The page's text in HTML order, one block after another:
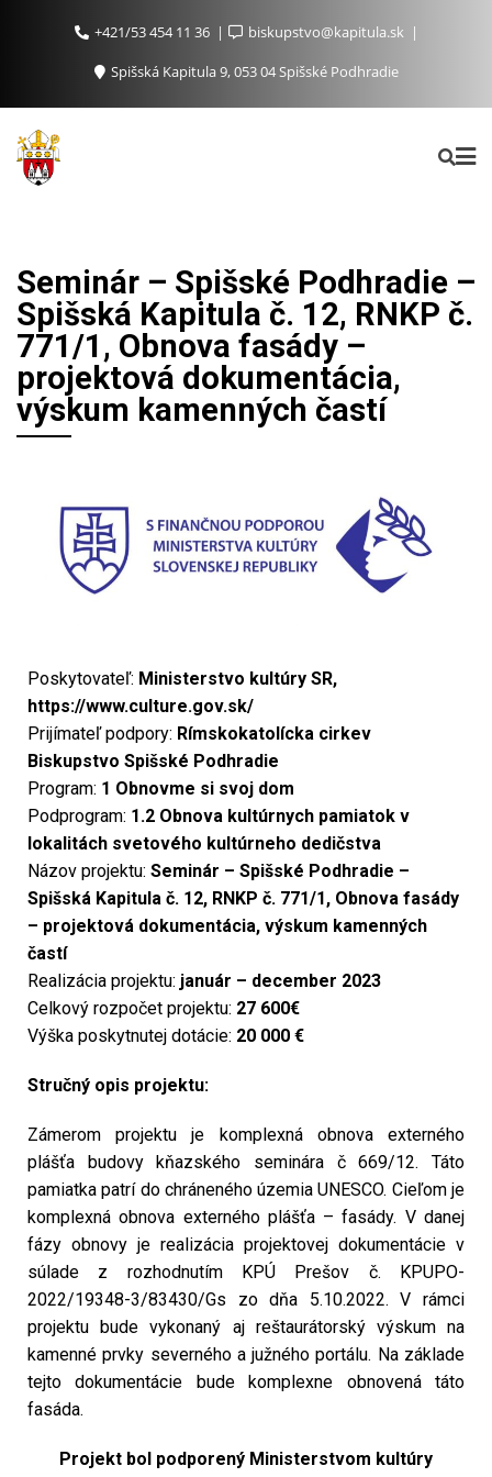
+421/53 454 11 36
biskupstvo@kapitula.sk
Spišská Kapitula 9, 053 04 Spišské Podhradie
Seminár – Spišské Podhradie –
Spišská Kapitula č. 12, RNKP č.
771/1, Obnova fasády –
projektová dokumentácia,
výskum kamenných častí
Poskytovateľ: Ministerstvo kultúry SR,
https://www.culture.gov.sk/
Prijímateľ podpory: Rímskokatolícka cirkev
Biskupstvo Spišské Podhradie
Program: 1 Obnovme si svoj dom
Podprogram: 1.2 Obnova kultúrnych pamiatok v
lokalitách svetového kultúrneho dedičstva
Názov projektu: Seminár – Spišské Podhradie –
Spišská Kapitula č. 12, RNKP č. 771/1, Obnova fasády
– projektová dokumentácia, výskum kamenných
častí
Realizácia projektu: január – december 2023
Celkový rozpočet projektu: 27 600€
Výška poskytnutej dotácie: 20 000 €
Stručný opis projektu:
Zámerom projektu je komplexná obnova externého
plášťa budovy kňazského seminára č 669/12. Táto
pamiatka patrí do chráneného územia UNESCO. Cieľom je
komplexná obnova externého plášťa – fasády. V danej
fázy obnovy je realizácia projektovej dokumentácie v
súlade z rozhodnutím KPÚ Prešov č. KPUPO-
2022/19348-3/83430/Gs zo dňa 5.10.2022. V rámci
projektu bude vykonaný aj reštaurátorský výskum na
kamenné prvky severného a južného portálu. Na základe
tejto dokumentácie bude komplexne obnovená táto
fasáda.
Projekt bol podporený Ministerstvom kultúry